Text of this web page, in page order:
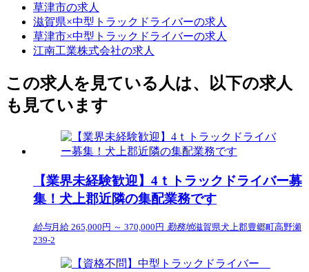
草津市の求人
滋賀県×中型トラックドライバーの求人
草津市×中型トラックドライバーの求人
江南工業株式会社の求人
この求人を見ている人は、以下の求人
も見ています
【業界未経験歓迎】4ｔトラックドライバー募
集！犬上郡近隣の集配業務です
給与月給 265,000円 ～ 370,000円 勤務地滋賀県犬上郡豊郷町高野瀬
239-2